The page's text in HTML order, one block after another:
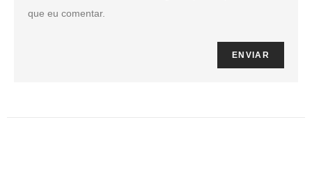
que eu comentar.